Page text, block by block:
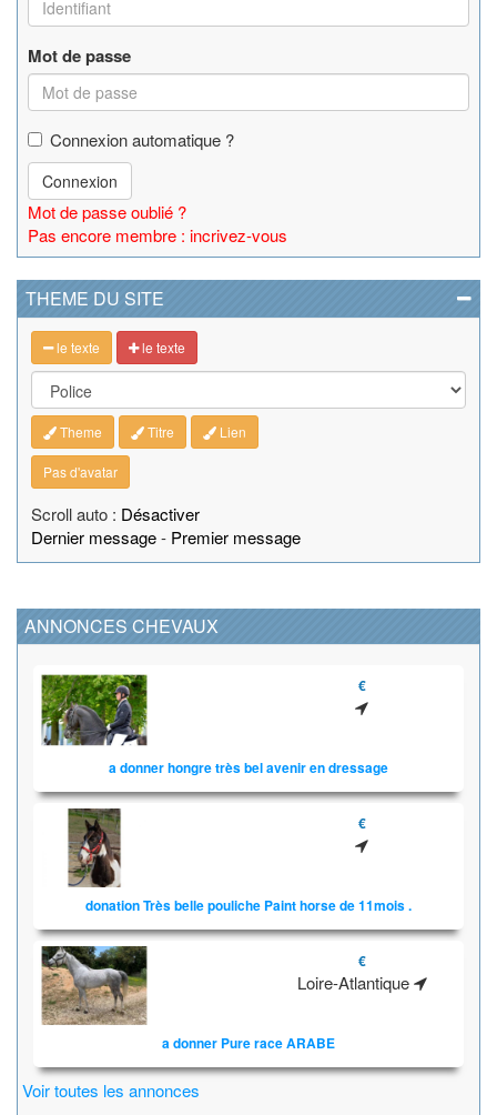
Mot de passe
Connexion automatique ?
Connexion
Mot de passe oublié ?
Pas encore membre : incrivez-vous
THEME DU SITE
le texte le texte
Theme Titre Lien
Pas d'avatar
Scroll auto : Désactiver
Dernier message- Premier message
ANNONCES CHEVAUX
€
a donner hongre très bel avenir en dressage
€
donation Très belle pouliche Paint horse de 11mois .
€
Loire-Atlantique
a donner Pure race ARABE
Voir toutes les annonces